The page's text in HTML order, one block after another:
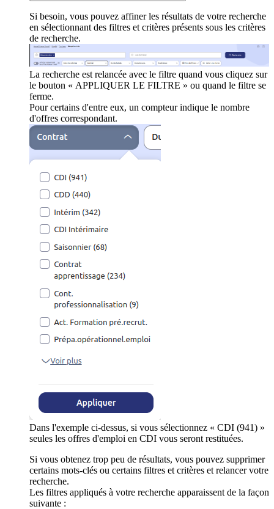
Si besoin, vous pouvez affiner les résultats de votre recherche
en sélectionnant des filtres et critères présents sous les critères
de recherche.
La recherche est relancée avec le filtre quand vous cliquez sur
le bouton « APPLIQUER LE FILTRE » ou quand le filtre se
ferme.
Pour certains d'entre eux, un compteur indique le nombre
d'offres correspondant.
Dans l'exemple ci-dessus, si vous sélectionnez « CDI (941) »
seules les offres d'emploi en CDI vous seront restituées.
Si vous obtenez trop peu de résultats, vous pouvez supprimer
certains mots-clés ou certains filtres et critères et relancer votre
recherche.
Les filtres appliqués à votre recherche apparaissent de la façon
suivante :